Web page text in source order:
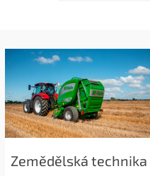
Zemědělská technika